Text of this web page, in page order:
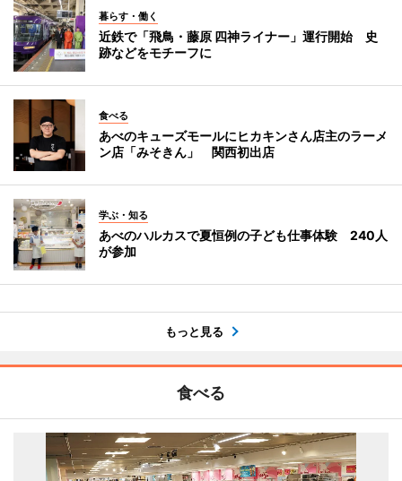
暮らす・働く
近鉄で「飛鳥・藤原 四神ライナー」運行開始 史
跡などをモチーフに
食べる
あべのキューズモールにヒカキンさん店主のラーメ
ン店「みそきん」 関西初出店
学ぶ・知る
あべのハルカスで夏恒例の子ども仕事体験 240人
が参加
もっと見る
食べる